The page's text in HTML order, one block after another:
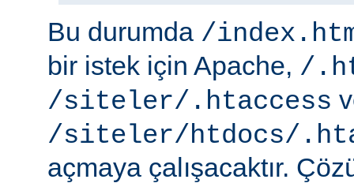
Bu durumda /
bir istek için Apache, /
/siteler/.htaccess
/siteler/htdocs/
açmaya çalışacaktır.